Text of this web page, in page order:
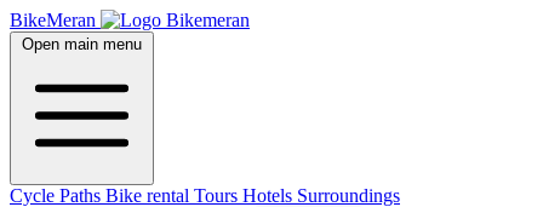
BikeMeran
Open main menu
Cycle Paths Bike rental Tours Hotels Surroundings